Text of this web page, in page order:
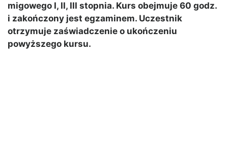
migowego I, II, III stopnia. Kurs obejmuje 60 godz.
i zakończony jest egzaminem. Uczestnik
otrzymuje zaświadczenie o ukończeniu
powyższego kursu.